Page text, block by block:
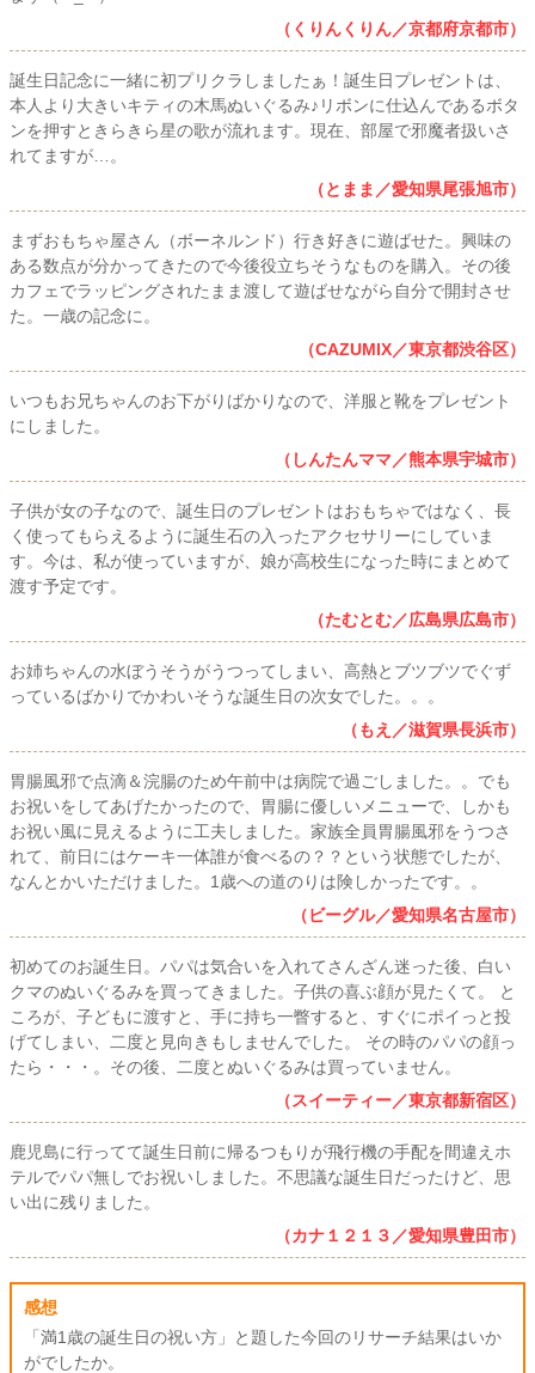
（くりんくりん／京都府京都市）
誕生日記念に一緒に初プリクラしましたぁ！誕生日プレゼントは、
本人より大きいキティの木馬ぬいぐるみ♪リボンに仕込んであるボタ
ンを押すときらきら星の歌が流れます。現在、部屋で邪魔者扱いさ
れてますが…。
（とまま／愛知県尾張旭市）
まずおもちゃ屋さん（ボーネルンド）行き好きに遊ばせた。興味の
ある数点が分かってきたので今後役立ちそうなものを購入。その後
カフェでラッピングされたまま渡して遊ばせながら自分で開封させ
た。一歳の記念に。
（CAZUMIX／東京都渋谷区）
いつもお兄ちゃんのお下がりばかりなので、洋服と靴をプレゼント
にしました。
（しんたんママ／熊本県宇城市）
子供が女の子なので、誕生日のプレゼントはおもちゃではなく、長
く使ってもらえるように誕生石の入ったアクセサリーにしていま
す。今は、私が使っていますが、娘が高校生になった時にまとめて
渡す予定です。
（たむとむ／広島県広島市）
お姉ちゃんの水ぼうそうがうつってしまい、高熱とブツブツでぐず
っているばかりでかわいそうな誕生日の次女でした。。。
（もえ／滋賀県長浜市）
胃腸風邪で点滴＆浣腸のため午前中は病院で過ごしました。。でも
お祝いをしてあげたかったので、胃腸に優しいメニューで、しかも
お祝い風に見えるように工夫しました。家族全員胃腸風邪をうつさ
れて、前日にはケーキ一体誰が食べるの？？という状態でしたが、
なんとかいただけました。1歳への道のりは険しかったです。。
（ビーグル／愛知県名古屋市）
初めてのお誕生日。パパは気合いを入れてさんざん迷った後、白い
クマのぬいぐるみを買ってきました。子供の喜ぶ顔が見たくて。 と
ころが、子どもに渡すと、手に持ち一瞥すると、すぐにポイっと投
げてしまい、二度と見向きもしませんでした。 その時のパパの顔っ
たら・・・。その後、二度とぬいぐるみは買っていません。
（スイーティー／東京都新宿区）
鹿児島に行ってて誕生日前に帰るつもりが飛行機の手配を間違えホ
テルでパパ無しでお祝いしました。不思議な誕生日だったけど、思
い出に残りました。
（カナ１２１３／愛知県豊田市）
感想
「満1歳の誕生日の祝い方」と題した今回のリサーチ結果はいか
がでしたか。